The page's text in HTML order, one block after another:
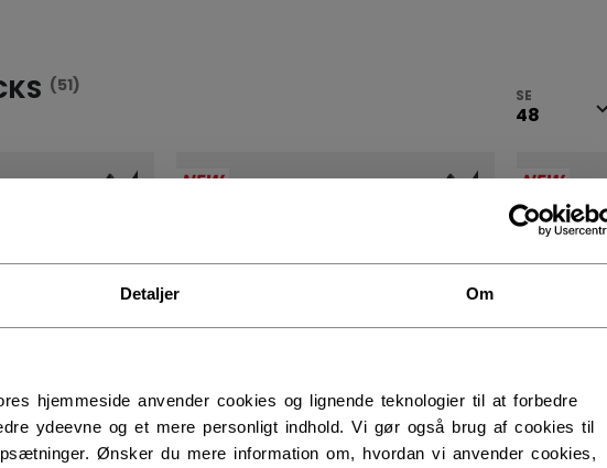
Detaljer Om
hjemmeside anvender cookies og lignende teknologier til at forbedre
ydeevne og et mere personligt indhold. Vi gør også brug af cookies til
Ønsker du mere information om, hvordan vi anvender cookies,
(51) SE
NEW NEW